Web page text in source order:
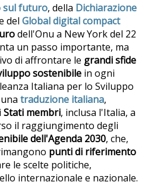
sul futuro, della Dichiarazione
del Global digital compact
dell'Onu a New York del 22
un passo importante, ma
di affrontare le grandi sfide
sostenibile in ogni
Italiana per lo Sviluppo
traduzione italiana,
Stati membri, inclusa l'Italia, a
il raggiungimento degli
dell'Agenda 2030, che,
punti di riferimento
le scelte politiche,
internazionale e nazionale.